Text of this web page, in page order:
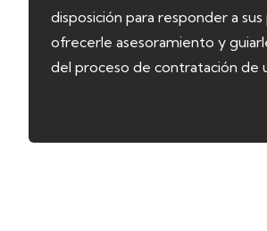
disposición para responder a
ofrecerle asesoramiento y
del proceso de contratación de